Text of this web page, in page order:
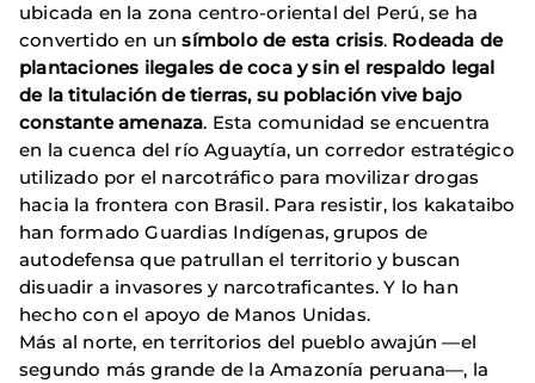
ubicada en la zona centro-oriental del Perú, se ha
convertido en unsímbolo de esta crisis. Rodeada de
plantaciones ilegales de coca y sin el respaldo legal
de la titulación de tierras, su población vive bajo
constante amenaza. Esta comunidad se encuentra
en la cuenca del río Aguaytía, un corredor estratégico
utilizado por el narcotráfico para movilizar drogas
hacia la frontera con Brasil. Para resistir, los kakataibo
han formado Guardias Indígenas, grupos de
autodefensa que patrullan el territorio y buscan
disuadir a invasores y narcotraficantes. Y lo han
hecho con el apoyo de Manos Unidas.
Más al norte, en territorios del pueblo awajún —el
segundo más grande de la Amazonía peruana—, la